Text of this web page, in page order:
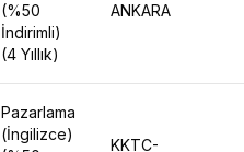
(%50
İndirimli)
(4 Yıllık)
ANKARA
Pazarlama
(İngilizce)
KKTC-